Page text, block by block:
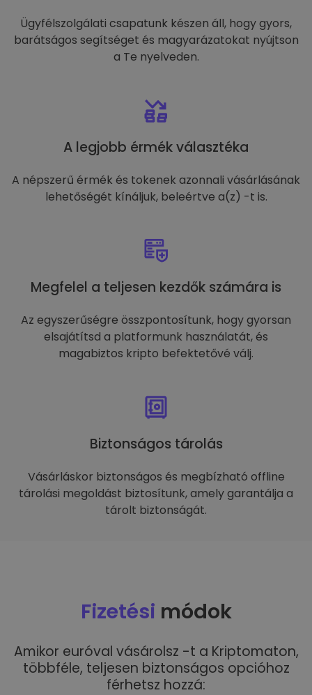
Ügyfélszolgálati csapatunk készen áll, hogy gyors,
barátságos segítséget és magyarázatokat nyújtson
a Te nyelveden.
A legjobb érmék választéka
A népszerű érmék és tokenek azonnali vásárlásának
lehetőségét kínáljuk, beleértve a(z) -t is.
Megfelel a teljesen kezdők számára is
Az egyszerűségre összpontosítunk, hogy gyorsan
elsajátítsd a platformunk használatát, és
magabiztos kripto befektetővé válj.
Biztonságos tárolás
Vásárláskor biztonságos és megbízható offline
tárolási megoldást biztosítunk, amely garantálja a
tárolt biztonságát.
Fizetési módok
Amikor euróval vásárolsz -t a Kriptomaton,
többféle, teljesen biztonságos opcióhoz
férhetsz hozzá: